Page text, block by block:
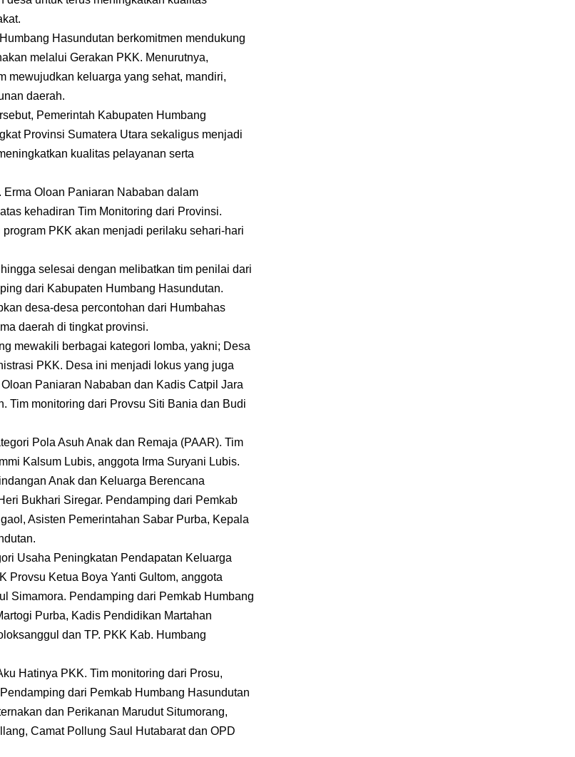
Hasundutan berkomitmen mendukung
melalui Gerakan PKK. Menurutnya,
mewujudkan keluarga yang sehat, mandiri,
daerah.
Pemerintah Kabupaten Humbang
Provinsi Sumatera Utara sekaligus menjadi
kualitas pelayanan serta
Oloan Paniaran Nababan dalam
kehadiran Tim Monitoring dari Provinsi.
PKK akan menjadi perilaku sehari-hari
selesai dengan melibatkan tim penilai dari
dari Kabupaten Humbang Hasundutan.
desa-desa percontohan dari Humbahas
daerah di tingkat provinsi.
mewakili berbagai kategori lomba, yakni; Desa
PKK. Desa ini menjadi lokus yang juga
Paniaran Nababan dan Kadis Catpil Jara
Tim monitoring dari Provsu Siti Bania dan Budi
Pola Asuh Anak dan Remaja (PAAR). Tim
Kalsum Lubis, anggota Irma Suryani Lubis.
Anak dan Keluarga Berencana
Bukhari Siregar. Pendamping dari Pemkab
Asisten Pemerintahan Sabar Purba, Kepala
Usaha Peningkatan Pendapatan Keluarga
Provsu Ketua Boya Yanti Gultom, anggota
Simamora. Pendamping dari Pemkab Humbang
Purba, Kadis Pendidikan Martahan
dan TP. PKK Kab. Humbang
Hatinya PKK. Tim monitoring dari Prosu,
dari Pemkab Humbang Hasundutan
dan Perikanan Marudut Situmorang,
Camat Pollung Saul Hutabarat dan OPD